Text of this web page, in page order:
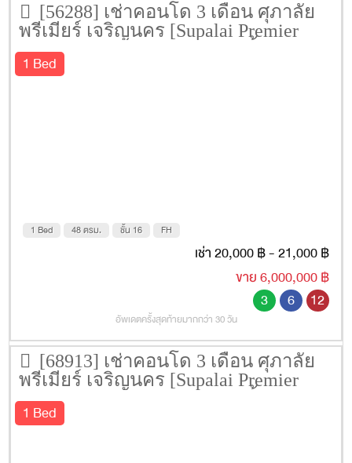
[56288] เช่าคอนโด 3 เดือน ศุภาลัย
พรีเมียร์ เจริญนคร [Supalai Premier
@Charoen Nakhon] 48 ตรม. ชั้น 16
1 Bed
1 Bed 48 ตรม. ชั้น 16 FH
เช่า 20,000 ฿ - 21,000 ฿
ขาย 6,000,000 ฿
3
6 12
อัพเดตครั้งสุดท้ายมากกว่า 30 วัน
[68913] เช่าคอนโด 3 เดือน ศุภาลัย
พรีเมียร์ เจริญนคร [Supalai Premier
@Charoen Nakhon] 48 ตรม. ชั้น 12
1 Bed